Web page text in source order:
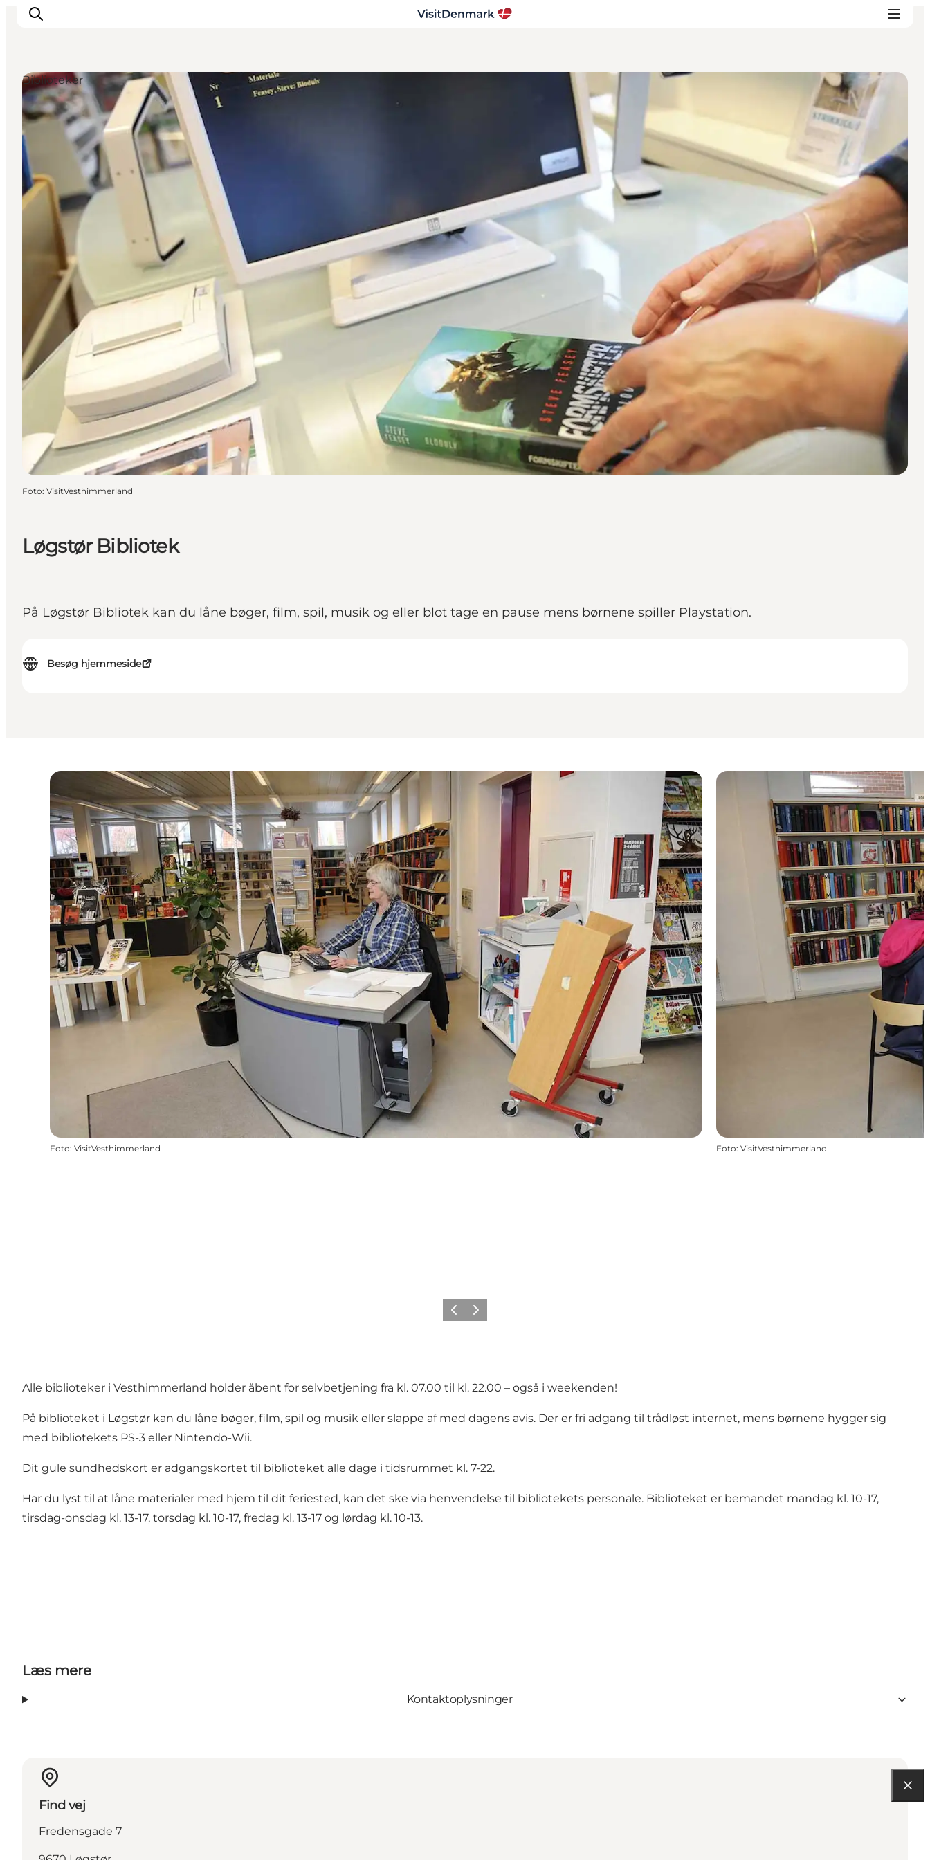
Inspiration
Destinationer
Oplevelser
Overnatning
Planlæg ferien
Løgstør Bibliotek
På Løgstør Bibliotek kan du låne bøger, film, spil, musik og eller blot tage en pause mens børnene spiller Playstation.
Besøg hjemmeside
Biblioteker
Foto: VisitVesthimmerland
Foto: VisitVesthimmerland Foto: VisitVesthimmerland
ForrigeNæste
Alle biblioteker i Vesthimmerland holder åbent for selvbetjening fra kl. 07.00 til kl. 22.00 – også i weekenden!
På biblioteket i Løgstør kan du låne bøger, film, spil og musik eller slappe af med dagens avis. Der er fri adgang til trådløst internet, mens børnene hygger sig
med bibliotekets PS-3 eller Nintendo-Wii.
Dit gule sundhedskort er adgangskortet til biblioteket alle dage i tidsrummet kl. 7-22.
Har du lyst til at låne materialer med hjem til dit feriested, kan det ske via henvendelse til bibliotekets personale. Biblioteket er bemandet mandag kl. 10-17,
tirsdag-onsdag kl. 13-17, torsdag kl. 10-17, fredag kl. 13-17 og lørdag kl. 10-13.
Læs mere
Kontaktoplysninger
Find vej
Fredensgade 7